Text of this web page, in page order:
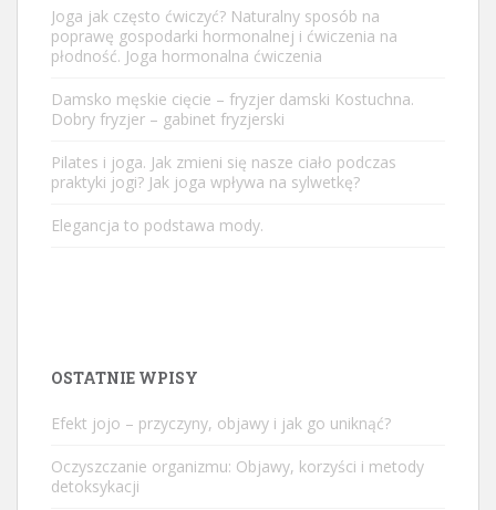
Joga jak często ćwiczyć? Naturalny sposób na
poprawę gospodarki hormonalnej i ćwiczenia na
płodność. Joga hormonalna ćwiczenia
Damsko męskie cięcie – fryzjer damski Kostuchna.
Dobry fryzjer – gabinet fryzjerski
Pilates i joga. Jak zmieni się nasze ciało podczas
praktyki jogi? Jak joga wpływa na sylwetkę?
Elegancja to podstawa mody.
OSTATNIE WPISY
Efekt jojo – przyczyny, objawy i jak go uniknąć?
Oczyszczanie organizmu: Objawy, korzyści i metody
detoksykacji